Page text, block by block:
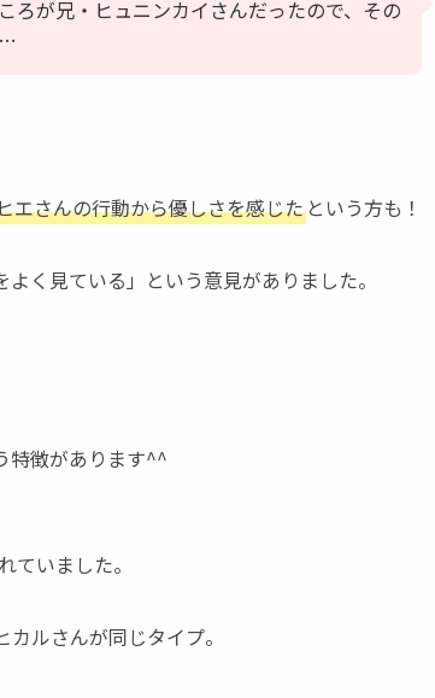
ろが兄・ヒュニンカイさんだったので、その
エさんの行動から優しさを感じた という方も！
く見ている」という意見がありました。
特徴があります^^
ていました。
ルさんが同じタイプ。